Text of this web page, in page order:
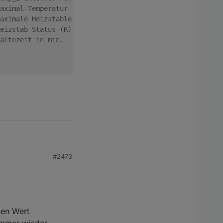
Temperatur lt. Drehregler am Heizstab
Heizstableistung
Status (R)
in min.
danach aktiviert
Aktueller Verbrauch Heizstab in W
#2473
Wert